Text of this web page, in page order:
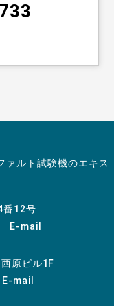
ァルト試験機のエキス
番12号
E-mail
原ビル1F
mail